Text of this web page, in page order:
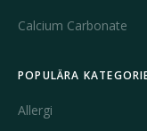
Calcium Carbonate
POPULÄRA
Allergi